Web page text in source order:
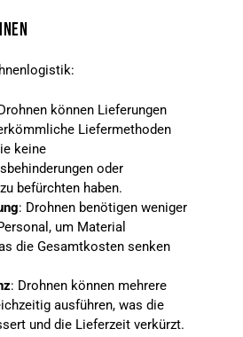
können Lieferungen
Liefermethoden
keine
oder
befürchten haben.
: Drohnen benötigen weniger
um Material
die Gesamtkosten senken
: Drohnen können mehrere
ausführen, was die
und die Lieferzeit verkürzt.